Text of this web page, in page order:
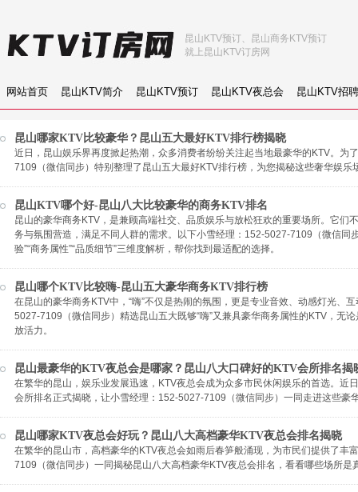
网站首页 昆山KTV简介 昆山KTV预订 昆山KTV夜总会 昆山KTV招聘
昆山KTV预订、昆山商务KTV预订
就上昆山KTV订房网
昆山哪家KTV比较豪华？昆山五大最好KTV排行榜揭晓
近日，昆山娱乐界再度掀起热潮，众多消费者纷纷关注起当地最豪华的KTV。为
7109（微信同步）特别整理了昆山五大最好KTV排行榜，为您揭秘这些奢华娱乐
昆山KTV哪个好-昆山八大比较豪华的商务KTV排名
昆山的豪华商务KTV，是兼顾高端社交、品质娱乐与放松狂欢的重要场所。它们
务与氛围营造，满足不同人群的需求。以下小雪经理：152-5027-7109（微信同
验”“商务属性”“品质细节”三维度解析，帮你找到最适配的选择。
昆山哪个KTV比较嗨-昆山五大豪华商务KTV排行榜
在昆山的豪华商务KTV中，“嗨”不仅是热闹的氛围，更是专业音效、动感灯光、
5027-7109（微信同步）精选昆山五大既够“嗨”又兼具豪华商务属性的KTV，无
放活力。
昆山最豪华的KTV夜总会是哪家？昆山八大口碑好的KTV会所排名揭
在繁华的昆山，娱乐业发展迅速，KTV夜总会成为众多市民休闲娱乐的首选。近
会所排名正式揭晓，让小雪经理：152-5027-7109（微信同步）一同走进这些豪
昆山哪家KTV夜总会好玩？昆山八大高档豪华KTV夜总会排名揭晓
在繁华的昆山市，高档豪华的KTV夜总会如雨后春笋般涌现，为市民们提供了丰
7109（微信同步）一同揭秘昆山八大高档豪华KTV夜总会排名，看看哪些场所是